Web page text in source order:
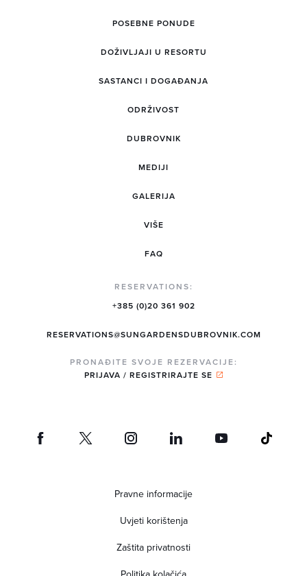
POSEBNE PONUDE
DOŽIVLJAJI U RESORTU
SASTANCI I DOGAĐANJA
ODRŽIVOST
DUBROVNIK
MEDIJI
GALERIJA
VIŠE
FAQ
RESERVATIONS:
+385 (0)20 361 902
RESERVATIONS@SUNGARDENSDUBROVNIK.COM
PRONAĐITE SVOJE REZERVACIJE:
PRIJAVA / REGISTRIRAJTE SE
Pravne informacije
Uvjeti korištenja
Zaštita privatnosti